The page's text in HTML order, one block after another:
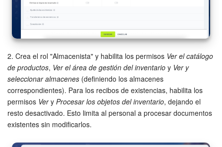
2. Crea el rol "Almacenista" y habilita los permisos Ver el catálogo
de productos, Ver el área de gestión del inventario y Ver y
seleccionar almacenes (definiendo los almacenes
correspondientes). Para los recibos de existencias, habilita los
permisos Very Procesar los objetos del inventario, dejando el
resto desactivado. Esto limita al personal a procesar documentos
existentes sin modificarlos.